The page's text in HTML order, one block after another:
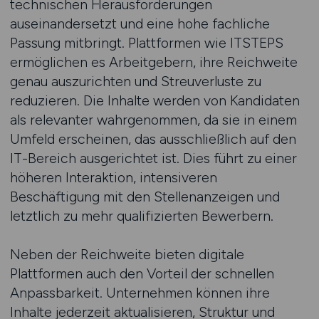
technischen Herausforderungen
auseinandersetzt und eine hohe fachliche
Passung mitbringt. Plattformen wie ITSTEPS
ermöglichen es Arbeitgebern, ihre Reichweite
genau auszurichten und Streuverluste zu
reduzieren. Die Inhalte werden von Kandidaten
als relevanter wahrgenommen, da sie in einem
Umfeld erscheinen, das ausschließlich auf den
IT-Bereich ausgerichtet ist. Dies führt zu einer
höheren Interaktion, intensiveren
Beschäftigung mit den Stellenanzeigen und
letztlich zu mehr qualifizierten Bewerbern.
Neben der Reichweite bieten digitale
Plattformen auch den Vorteil der schnellen
Anpassbarkeit. Unternehmen können ihre
Inhalte jederzeit aktualisieren, Struktur und